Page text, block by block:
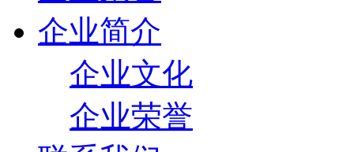
企业简介
企业文化
企业荣誉